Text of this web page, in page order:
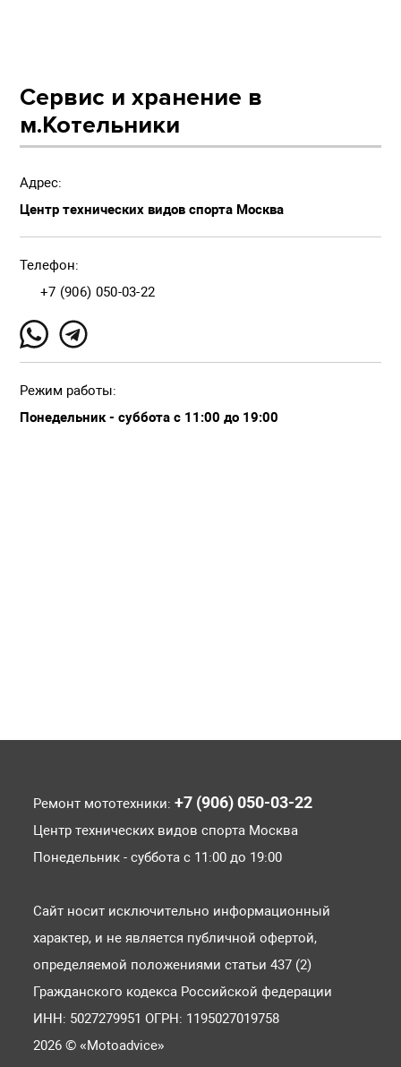
Cервис и хранение в
м.Котельники
Адрес:
Центр технических видов спорта Москва
Телефон:
+7 (906) 050-03-22
Режим работы:
Понедельник - суббота с 11:00 до 19:00
Ремонт мототехники:+7 (906) 050-03-22
Центр технических видов спорта Москва
Понедельник - суббота с 11:00 до 19:00
Сайт носит исключительно информационный
характер, и не является публичной офертой,
определяемой положениями статьи 437 (2)
Гражданского кодекса Российской федерации
ИНН: 5027279951 ОГРН: 1195027019758
2026 © «Motoadvice»